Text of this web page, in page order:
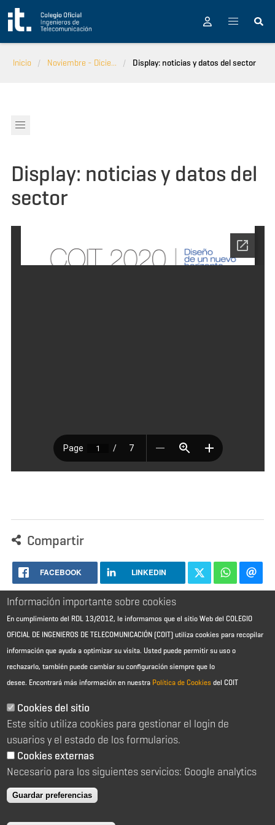
Pasar al contenido principal
Inicio Noviembre - Dicie... Display: noticias y datos del sector
Display: noticias y datos del
sector
Compartir
FACEBOOK LINKEDIN
Aviso Legal - Información general
Política de cookies
Política de reembolso
Sitemap
C/ Almagro 2 1º Izqda 28010 Madrid
91 391 10 66
coit@coit.es
Información importante sobre cookies
En cumplimiento del RDL 13/2012, le informamos que el sitio Web del COLEGIO
OFICIAL DE INGENIEROS DE TELECOMUNICACIÓN (COIT) utiliza cookies para recopilar
información que ayuda a optimizar su visita. Usted puede permitir su uso o
rechazarlo, también puede cambiar su configuración siempre que lo
desee. Encontrará más información en nuestra Política de Cookies del COIT
Cookies del sitio
Este sitio utiliza cookies para gestionar el login de
usuarios y el estado de los formularios.
Cookies externas
Necesario para los siguientes servicios: Google analytics
Guardar preferencias